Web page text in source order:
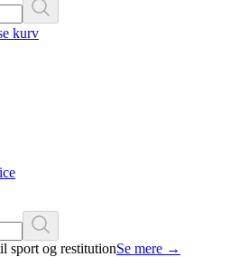
kurv
sport og restitutionSe mere →